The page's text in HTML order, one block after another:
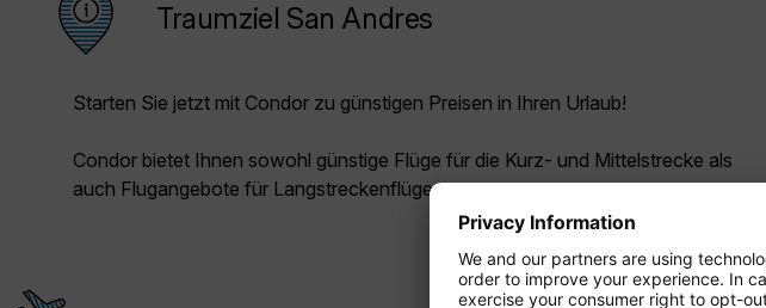
Traumziel San Andres
Starten Sie jetzt mit Condor zu günstigen Preisen in Ihren Urlaub!
Condor bietet Ihnen sowohl günstige Flüge für die Kurz- und Mittelstrecke als
auch Flugangebote für Langstreckenflüge.